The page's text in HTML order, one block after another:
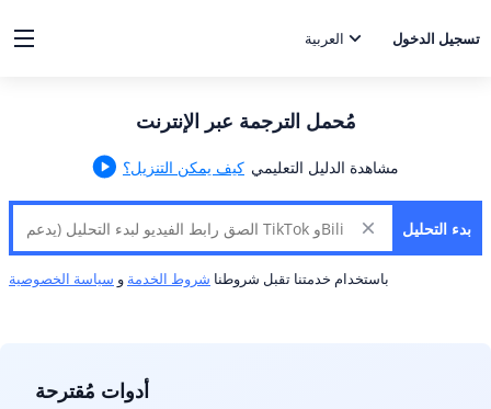
العربية تسجيل الدخول
مُحمل الترجمة عبر الإنترنت
كيف يمكن التنزيل؟ مشاهدة الدليل التعليمي
بدء التحليل
باستخدام خدمتنا تقبل شروطنا شروط الخدمة و سياسة الخصوصية
أدوات مُقترحة